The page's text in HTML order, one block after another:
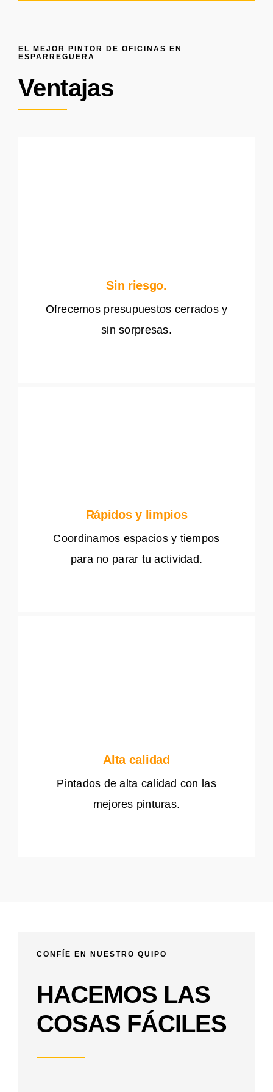
EL MEJOR PINTOR DE OFICINAS EN
ESPARREGUERA
Ventajas
Sin riesgo.
Ofrecemos presupuestos cerrados y
sin sorpresas.
Rápidos y limpios
Coordinamos espacios y tiempos
para no parar tu actividad.
Alta calidad
Pintados de alta calidad con las
mejores pinturas.
CONFÍE EN NUESTRO QUIPO
HACEMOS LAS
COSAS FÁCILES